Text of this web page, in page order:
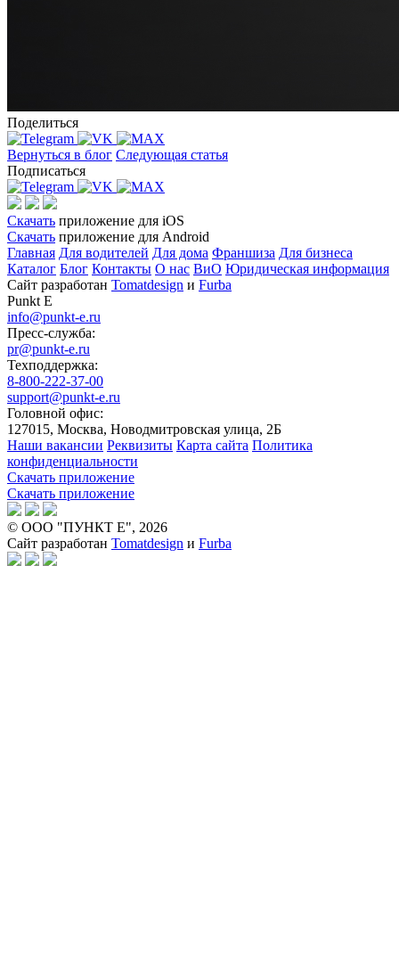
Поделиться
Вернуться в блог Следующая статья
Подписаться
Скачать приложение для iOS
Скачать приложение для Android
Главная Для водителей Для дома Франшиза Для бизнеса
Каталог Блог Контакты О нас ВиО Юридическая информация
Сайт разработан Tomatdesign и Furba
Punkt E
info@punkt-e.ru
Пресс-служба:
pr@punkt-e.ru
Техподдержка:
8-800-222-37-00
support@punkt-e.ru
Головной офис:
127015, Москва, Новодмитровская улица, 2Б
Наши вакансии Реквизиты Карта сайта Политика
конфиденциальности
Скачать приложение
Скачать приложение
© ООО "ПУНКТ Е", 2026
Сайт разработан Tomatdesign и Furba